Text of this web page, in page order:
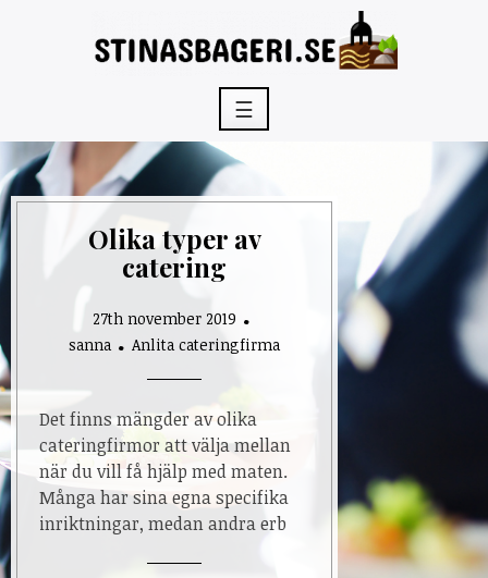
☰
Olika typer av
catering
27th november 2019
sanna
Anlita cateringfirma
Det finns mängder av olika
cateringfirmor att välja mellan
när du vill få hjälp med maten.
Många har sina egna specifika
inriktningar, medan andra erb